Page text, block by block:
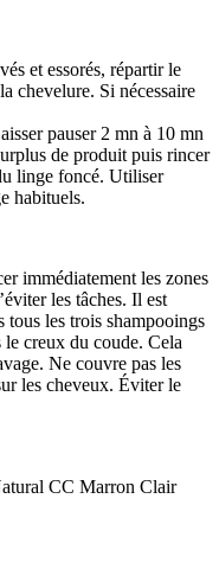
et essorés, répartir le
chevelure. Si nécessaire
pauser 2 mn à 10 mn
de produit puis rincer
linge foncé. Utiliser
habituels.
immédiatement les zones
les tâches. Il est
tous les trois shampooings
creux du coude. Cela
Ne couvre pas les
les cheveux. Éviter le
CC Marron Clair